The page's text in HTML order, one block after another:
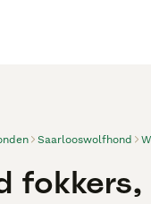
Saarlooswolfhond
fokkers,